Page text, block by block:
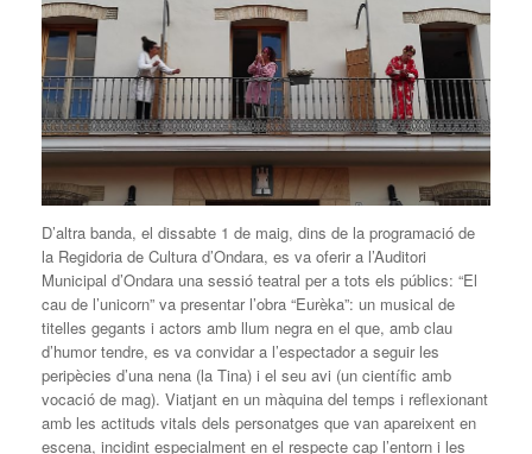
D’altra banda, el dissabte 1 de maig, dins de la programació de
la Regidoria de Cultura d’Ondara, es va oferir a l’Auditori
Municipal d’Ondara una sessió teatral per a tots els públics: “El
cau de l’unicorn” va presentar l’obra “Eurèka”: un musical de
titelles gegants i actors amb llum negra en el que, amb clau
d’humor tendre, es va convidar a l’espectador a seguir les
peripècies d’una nena (la Tina) i el seu avi (un científic amb
vocació de mag). Viatjant en un màquina del temps i reflexionant
amb les actituds vitals dels personatges que van apareixent en
escena, incidint especialment en el respecte cap l’entorn i les